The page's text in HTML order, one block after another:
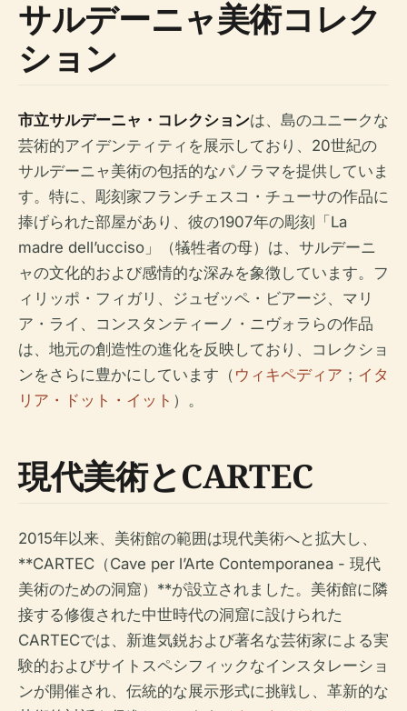
サルデーニャ美術コレク
ション
市立サルデーニャ・コレクションは、島のユニークな
芸術的アイデンティティを展示しており、20世紀の
サルデーニャ美術の包括的なパノラマを提供していま
す。特に、彫刻家フランチェスコ・チューサの作品に
捧げられた部屋があり、彼の1907年の彫刻「La
madre dell’ucciso」（犠牲者の母）は、サルデーニ
ャの文化的および感情的な深みを象徴しています。フ
ィリッポ・フィガリ、ジュゼッペ・ビアージ、マリ
ア・ライ、コンスタンティーノ・ニヴォラらの作品
は、地元の創造性の進化を反映しており、コレクショ
ンをさらに豊かにしています（ ウィキペディア ； イタ
リア・ドット・イット ）。
現代美術とCARTEC
2015年以来、美術館の範囲は現代美術へと拡大し、
**CARTEC（Cave per l’Arte Contemporanea - 現代
美術のための洞窟）**が設立されました。美術館に隣
接する修復された中世時代の洞窟に設けられた
CARTECでは、新進気鋭および著名な芸術家による実
験的およびサイトスペシフィックなインスタレーショ
ンが開催され、伝統的な展示形式に挑戦し、革新的な